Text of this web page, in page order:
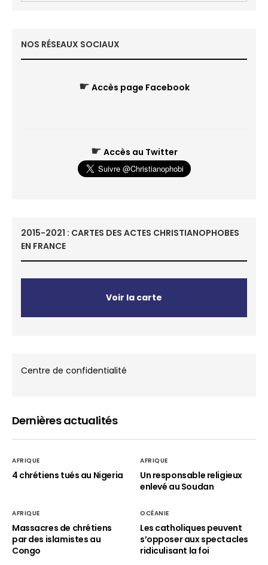
NOS RÉSEAUX SOCIAUX
☛ Accès page Facebook
☛ Accès au Twitter
2015-2021 : CARTES DES ACTES CHRISTIANOPHOBES
EN FRANCE
Voir la carte
Centre de confidentialité
Dernières actualités
AFRIQUE
4 chrétiens tués au Nigeria
AFRIQUE
Un responsable religieux
enlevé au Soudan
AFRIQUE
Massacres de chrétiens
par des islamistes au
Congo
OCÉANIE
Les catholiques peuvent
s’opposer aux spectacles
ridiculisant la foi